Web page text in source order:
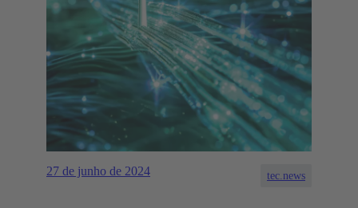
27 de junho de 2024 tec.news